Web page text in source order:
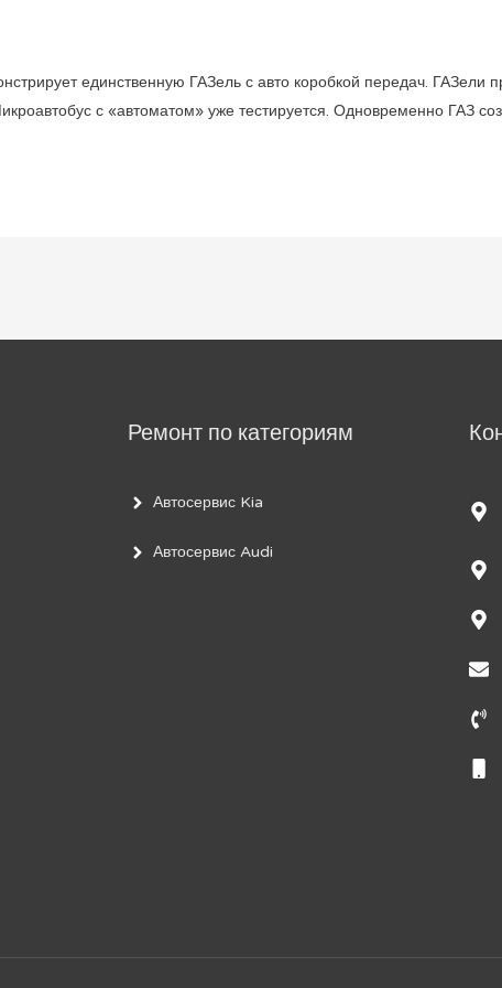
единственную ГАЗель с авто коробкой передач. ГАЗели
с «автоматом» уже тестируется. Одновременно ГАЗ
Ремонт по категориям
Автосервис Kia
Автосервис Audi